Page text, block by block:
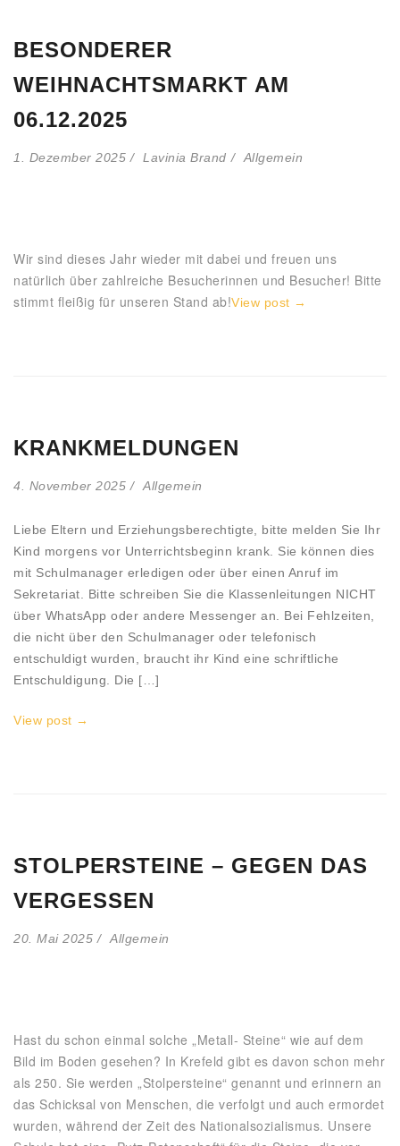
BESONDERER
WEIHNACHTSMARKT AM
06.12.2025
1. Dezember 2025 Lavinia Brand Allgemein
Wir sind dieses Jahr wieder mit dabei und freuen uns
natürlich über zahlreiche Besucherinnen und Besucher! Bitte
stimmt fleißig für unseren Stand ab!View post →
KRANKMELDUNGEN
4. November 2025 Allgemein
Liebe Eltern und Erziehungsberechtigte, bitte melden Sie Ihr
Kind morgens vor Unterrichtsbeginn krank. Sie können dies
mit Schulmanager erledigen oder über einen Anruf im
Sekretariat. Bitte schreiben Sie die Klassenleitungen NICHT
über WhatsApp oder andere Messenger an. Bei Fehlzeiten,
die nicht über den Schulmanager oder telefonisch
entschuldigt wurden, braucht ihr Kind eine schriftliche
Entschuldigung. Die […]
View post →
STOLPERSTEINE – GEGEN DAS
VERGESSEN
20. Mai 2025 Allgemein
Hast du schon einmal solche „Metall- Steine“ wie auf dem
Bild im Boden gesehen? In Krefeld gibt es davon schon mehr
als 250. Sie werden „Stolpersteine“ genannt und erinnern an
das Schicksal von Menschen, die verfolgt und auch ermordet
wurden, während der Zeit des Nationalsozialismus. Unsere